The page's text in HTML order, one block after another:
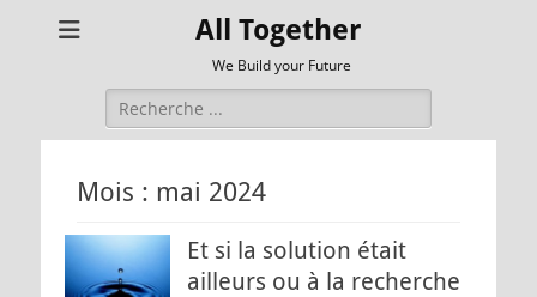
All Together
We Build your Future
Rechercher :
Mois : mai 2024
Et si la solution était
ailleurs ou à la recherche